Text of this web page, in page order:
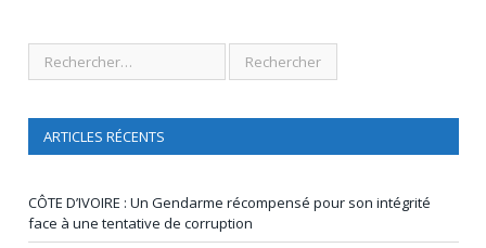
ARTICLES RÉCENTS
CÔTE D’IVOIRE : Un Gendarme récompensé pour son intégrité
face à une tentative de corruption